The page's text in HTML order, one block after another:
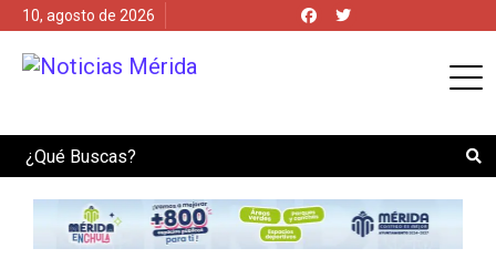
10, agosto de 2026
Search